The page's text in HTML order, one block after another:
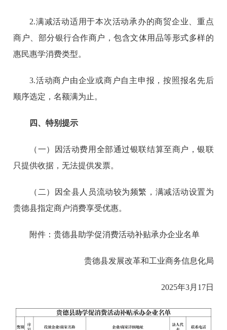
2.满减活动适用于本次活动承办的商贸企业、重点
商户、部分银行合作商户，包含文体用品等形式多样的
惠民惠学消费类型。
3.活动商户由企业或商户自主申报，按照报名先后
顺序选定，名额满为止。
四、特别提示
（一）因活动费用全部通过银联结算至商户，银联
只提供收据，无法提供发票。
（二）因全县人员流动较为频繁，满减活动设置为
贵德县指定商户消费享受优惠。
附件：贵德县助学促消费活动补贴承办企业名单
贵德县发展改革和工业商务信息化局
2025年3月17日